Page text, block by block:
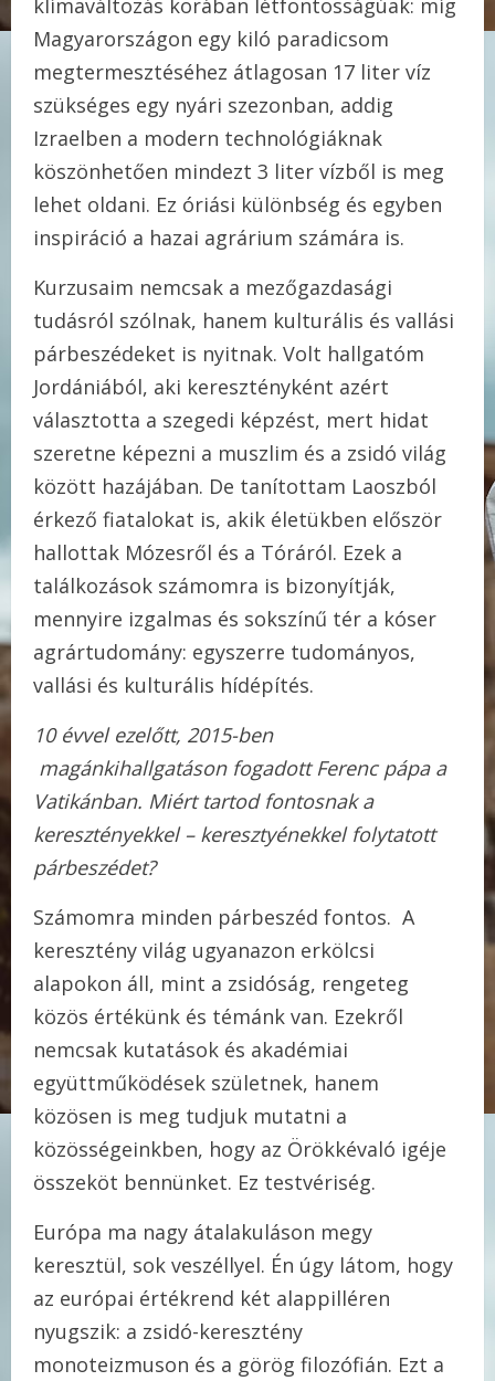
klímaváltozás korában létfontosságúak: míg
Magyarországon egy kiló paradicsom
megtermesztéséhez átlagosan 17 liter víz
szükséges egy nyári szezonban, addig
Izraelben a modern technológiáknak
köszönhetően mindezt 3 liter vízből is meg
lehet oldani. Ez óriási különbség és egyben
inspiráció a hazai agrárium számára is.
Kurzusaim nemcsak a mezőgazdasági
tudásról szólnak, hanem kulturális és vallási
párbeszédeket is nyitnak. Volt hallgatóm
Jordániából, aki keresztényként azért
választotta a szegedi képzést, mert hidat
szeretne képezni a muszlim és a zsidó világ
között hazájában. De tanítottam Laoszból
érkező fiatalokat is, akik életükben először
hallottak Mózesről és a Tóráról. Ezek a
találkozások számomra is bizonyítják,
mennyire izgalmas és sokszínű tér a kóser
agrártudomány: egyszerre tudományos,
vallási és kulturális hídépítés.
10 évvel ezelőtt, 2015-ben
magánkihallgatáson fogadott Ferenc pápa a
Vatikánban. Miért tartod fontosnak a
keresztényekkel – keresztyénekkel folytatott
párbeszédet?
Számomra minden párbeszéd fontos. A
keresztény világ ugyanazon erkölcsi
alapokon áll, mint a zsidóság, rengeteg
közös értékünk és témánk van. Ezekről
nemcsak kutatások és akadémiai
együttműködések születnek, hanem
közösen is meg tudjuk mutatni a
közösségeinkben, hogy az Örökkévaló igéje
összeköt bennünket. Ez testvériség.
Európa ma nagy átalakuláson megy
keresztül, sok veszéllyel. Én úgy látom, hogy
az európai értékrend két alappilléren
nyugszik: a zsidó-keresztény
monoteizmuson és a görög filozófián. Ezt a